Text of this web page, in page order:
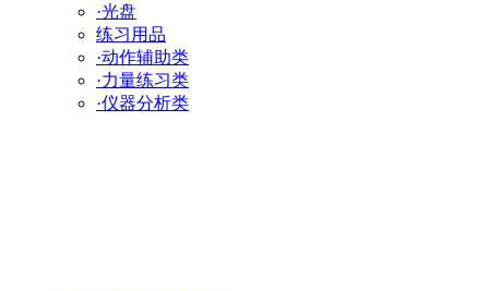
·光盘
练习用品
·动作辅助类
·力量练习类
·仪器分析类